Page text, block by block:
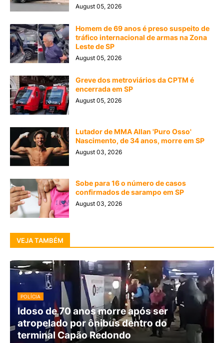
August 05, 2026
Homem de 69 anos é preso suspeito de
tráfico internacional de armas na Zona
Leste de SP
August 05, 2026
Greve dos metroviários da CPTM é
encerrada em SP
August 05, 2026
Lutador de MMA Allan 'Puro Osso'
Nascimento, de 34 anos, morre em SP
August 03, 2026
Sobe para 16 o número de casos
confirmados de sarampo em SP
August 03, 2026
VEJA TAMBÉM
POLÍCIA
Idoso de 70 anos morre após ser
atropelado por ônibus dentro do
terminal Capão Redondo